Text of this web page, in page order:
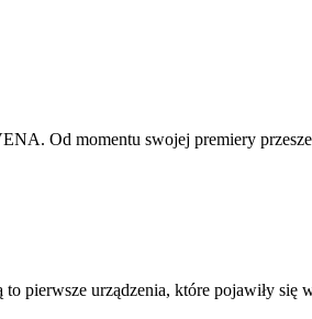
Od momentu swojej premiery
urządzenia, które pojawiły się